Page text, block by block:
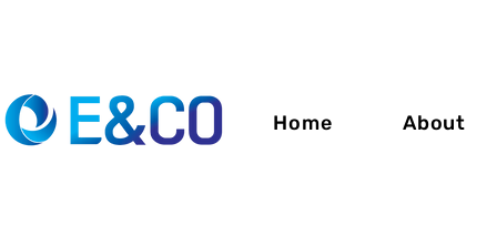
Home About